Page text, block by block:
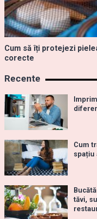
Cum să îți protejezi
corecte
Recente
Cum
spațiu
tăvi,